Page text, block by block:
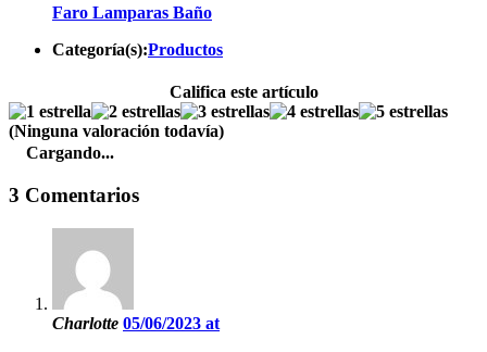
Faro Lamparas Baño
Categoría(s):Productos
Califica este artículo
(Ninguna valoración todavía)
Cargando...
3 Comentarios
Charlotte 05/06/2023 at